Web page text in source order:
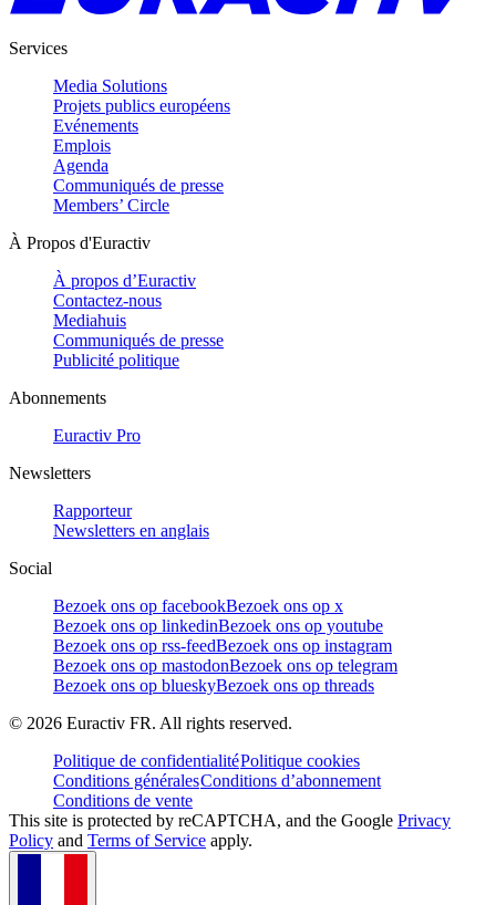
Services
Media Solutions
Projets publics européens
Evénements
Emplois
Agenda
Communiqués de presse
Members’ Circle
À Propos d'Euractiv
À propos d’Euractiv
Contactez-nous
Mediahuis
Communiqués de presse
Publicité politique
Abonnements
Euractiv Pro
Newsletters
Rapporteur
Newsletters en anglais
Social
Bezoek ons op facebookBezoek ons op x
Bezoek ons op linkedinBezoek ons op youtube
Bezoek ons op rss-feedBezoek ons op instagram
Bezoek ons op mastodonBezoek ons op telegram
Bezoek ons op blueskyBezoek ons op threads
© 2026 Euractiv FR. All rights reserved.
Politique de confidentialitéPolitique cookies
Conditions généralesConditions d’abonnement
Conditions de vente
This site is protected by reCAPTCHA, and the Google Privacy
Policy and Terms of Service apply.